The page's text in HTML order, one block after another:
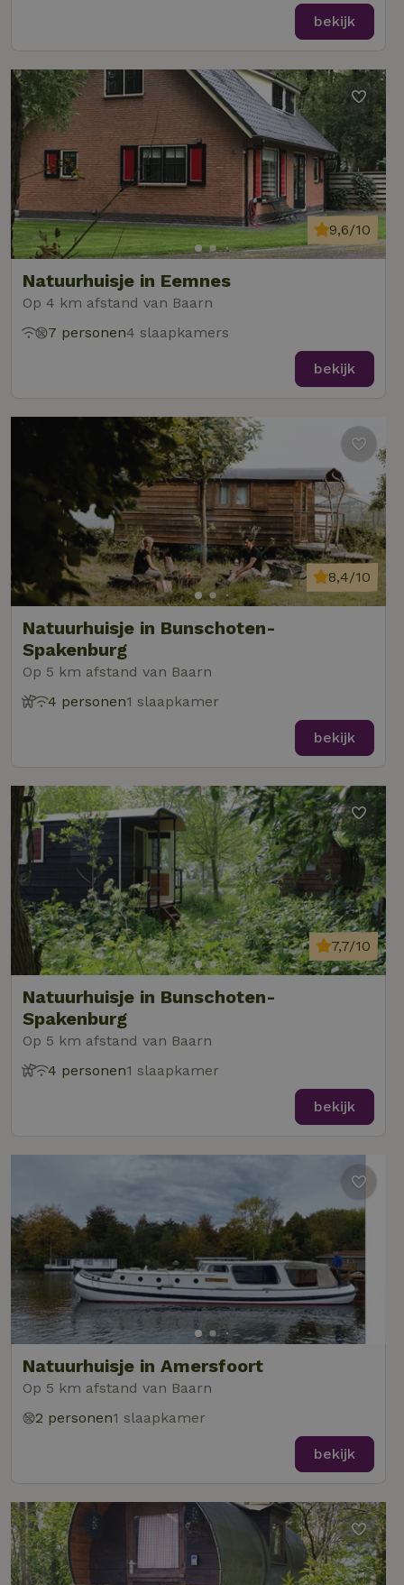
bekijk
Natuurhuisje in Eemnes
Op 4 km afstand van Baarn
9,6/10
7 personen4 slaapkamers
bekijk
Natuurhuisje in Bunschoten-
Spakenburg
Op 5 km afstand van Baarn
8,4/10
4 personen1 slaapkamer
bekijk
Natuurhuisje in Bunschoten-
Spakenburg
Op 5 km afstand van Baarn
7,7/10
4 personen1 slaapkamer
bekijk
Natuurhuisje in Amersfoort
Op 5 km afstand van Baarn
2 personen1 slaapkamer
bekijk